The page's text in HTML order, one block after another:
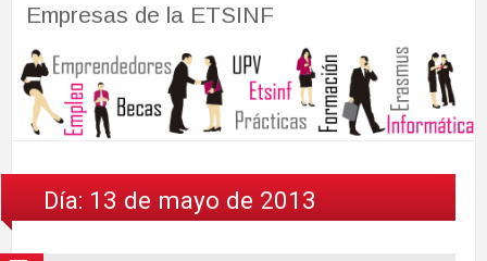
Empresas de la ETSINF
Día: 13 de mayo de 2013